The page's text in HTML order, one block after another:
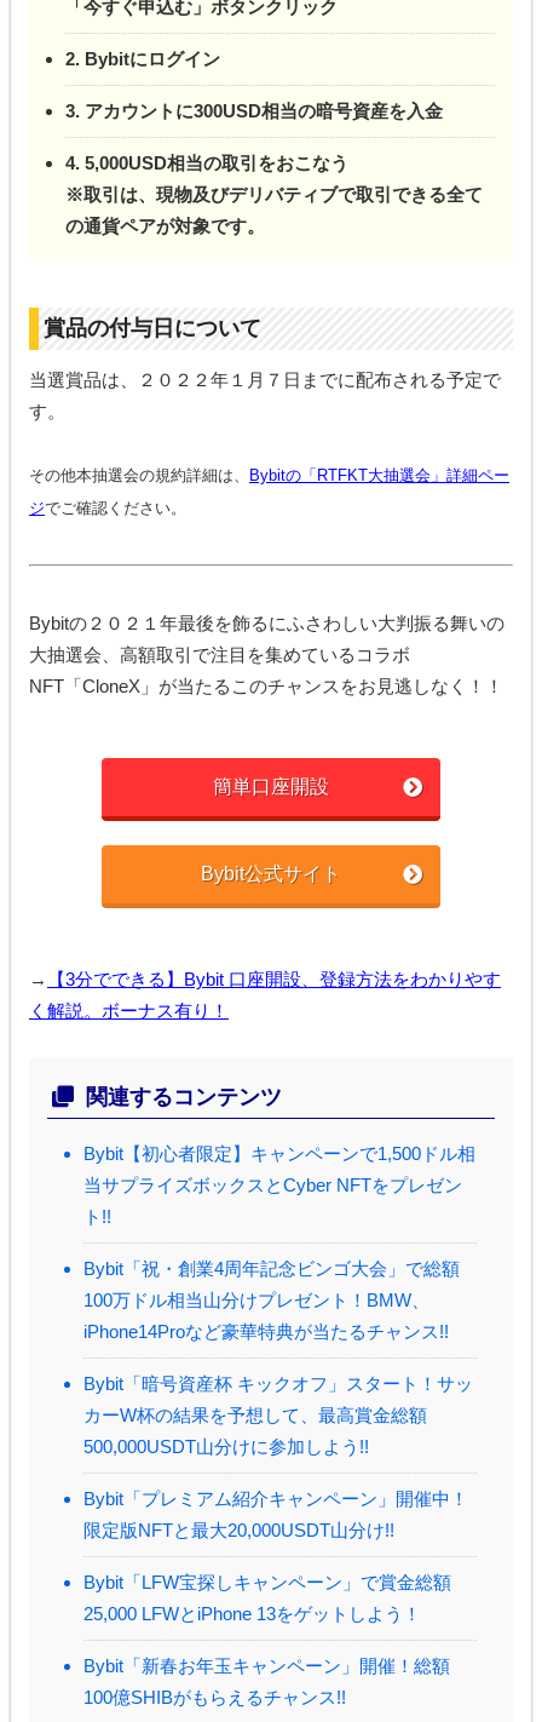
「今すぐ申込む」ボタンクリック
2. Bybitにログイン
3. アカウントに300USD相当の暗号資産を入金
4. 5,000USD相当の取引をおこなう
※取引は、現物及びデリバティブで取引できる全て
の通貨ペアが対象です。
賞品の付与日について
当選賞品は、２０２２年１月７日までに配布される予定で
す。
その他本抽選会の規約詳細は、 Bybitの「RTFKT大抽選会」詳細ペー
ジでご確認ください。
Bybitの２０２１年最後を飾るにふさわしい大判振る舞いの
大抽選会、高額取引で注目を集めているコラボ
NFT「CloneX」が当たるこのチャンスをお見逃しなく！！
簡単口座開設
Bybit公式サイト
→
【3分でできる】Bybit 口座開設、登録方法をわかりやす
く解説。ボーナス有り！
関連するコンテンツ
Bybit【初心者限定】キャンペーンで1,500ドル相
当サプライズボックスとCyber NFTをプレゼン
ト!!
Bybit「祝・創業4周年記念ビンゴ大会」で総額
100万ドル相当山分けプレゼント！BMW、
iPhone14Proなど豪華特典が当たるチャンス!!
Bybit「暗号資産杯 キックオフ」スタート！サッ
カーW杯の結果を予想して、最高賞金総額
500,000USDT山分けに参加しよう!!
Bybit「プレミアム紹介キャンペーン」開催中！
限定版NFTと最大20,000USDT山分け!!
Bybit「LFW宝探しキャンペーン」で賞金総額
25,000 LFWとiPhone 13をゲットしよう！
Bybit「新春お年玉キャンペーン」開催！総額
100億SHIBがもらえるチャンス!!